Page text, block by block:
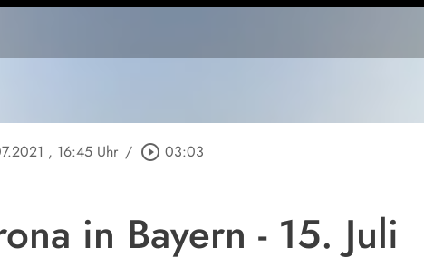
, 16:45 Uhr / play_circle_outline 03:03
in Bayern - 15. Juli